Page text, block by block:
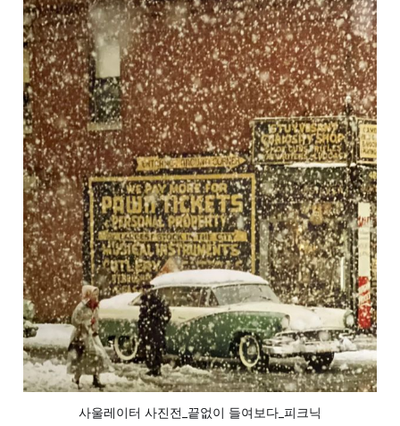
사울레이터 사진전_끝없이 들여보다_피크닉